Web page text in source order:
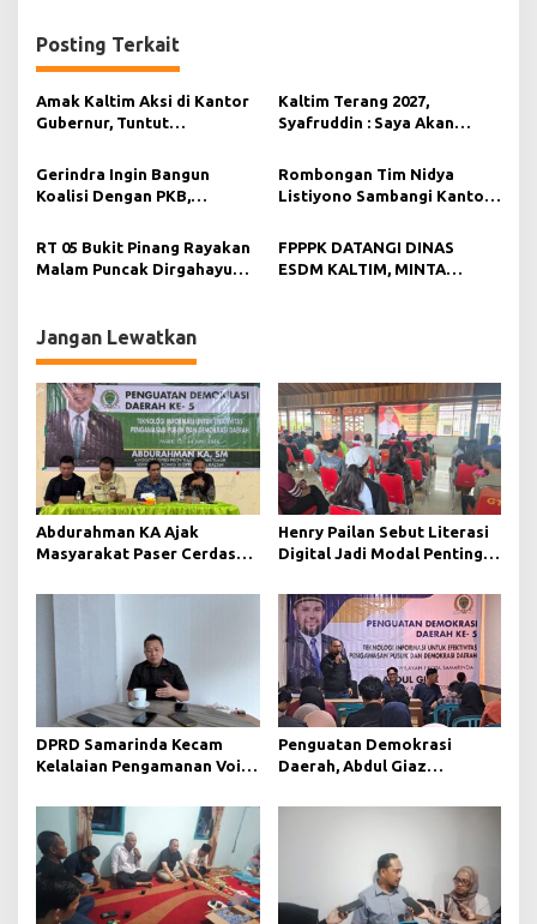
g
a
s
p
o
s
Posting Terkait
Amak Kaltim Aksi di Kantor
Gubernur, Tuntut
Renovasi Gedung DPRD
Kaltim dan Pejabat
Bayangan di Lingkaran
Kaltim Terang 2027,
Syafruddin : Saya Akan
Pemangku Kebijakan.
Gerindra Ingin Bangun
Koalisi Dengan PKB,
Suwandi Sebagai Calon
Walikota Samarinda.
Rombongan Tim Nidya
Listiyono Sambangi Kantor
RT 05 Bukit Pinang Rayakan
Malam Puncak Dirgahayu
FPPPK DATANGI DINAS
ESDM KALTIM, MINTA
Jangan Lewatkan
Abdurahman KA Ajak
Masyarakat Paser Cerdas
Digital
Henry Pailan Sebut Literasi
Digital Jadi Modal Penting
Lebih Terbuka
DPRD Samarinda Kecam
Kelalaian Pengamanan Void
Korban Jiwa
Penguatan Demokrasi
Daerah, Abdul Giaz
Teknologi Informasi